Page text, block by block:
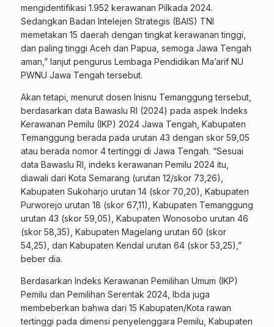
mengidentifikasi 1.952 kerawanan Pilkada 2024.
Sedangkan Badan Intelejen Strategis (BAIS) TNI
memetakan 15 daerah dengan tingkat kerawanan tinggi,
dan paling tinggi Aceh dan Papua, semoga Jawa Tengah
aman,” lanjut pengurus Lembaga Pendidikan Ma’arif NU
PWNU Jawa Tengah tersebut.
Akan tetapi, menurut dosen Inisnu Temanggung tersebut,
berdasarkan data Bawaslu RI (2024) pada aspek Indeks
Kerawanan Pemilu (IKP) 2024 Jawa Tengah, Kabupaten
Temanggung berada pada urutan 43 dengan skor 59,05
atau berada nomor 4 tertinggi di Jawa Tengah. “Sesuai
data Bawaslu RI, indeks kerawanan Pemilu 2024 itu,
diawali dari Kota Semarang (urutan 12/skor 73,26),
Kabupaten Sukoharjo urutan 14 (skor 70,20), Kabupaten
Purworejo urutan 18 (skor 67,11), Kabupaten Temanggung
urutan 43 (skor 59,05), Kabupaten Wonosobo urutan 46
(skor 58,35), Kabupaten Magelang urutan 60 (skor
54,25), dan Kabupaten Kendal urutan 64 (skor 53,25),”
beber dia.
Berdasarkan Indeks Kerawanan Pemilihan Umum (IKP)
Pemilu dan Pemilihan Serentak 2024, Ibda juga
membeberkan bahwa dari 15 Kabupaten/Kota rawan
tertinggi pada dimensi penyelenggara Pemilu, Kabupaten